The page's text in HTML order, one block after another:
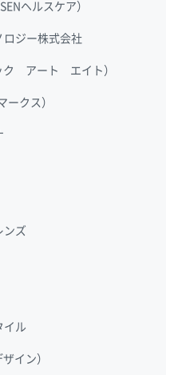
ヘルスケア）
ロジー株式会社
ク アート エイト）
ークス）
ンズ
イル
イン）